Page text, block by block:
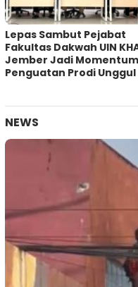
Lepas Sambut Pejabat
Fakultas Dakwah UIN
Jember Jadi Momentum
Penguatan Prodi Unggul
NEWS